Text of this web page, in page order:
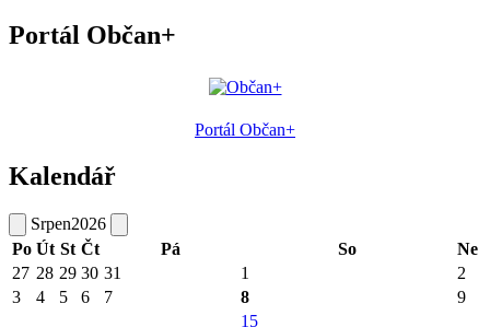
Portál Občan+
Portál Občan+
Kalendář
Srpen2026
Po Út St Čt Pá So
Ne
27 28 29 30 31 1
2
3
4 5 6 7 8 9
15